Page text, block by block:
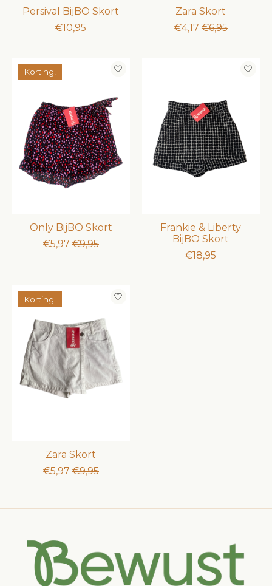
Persival BijBO Skort
€10,95
Zara Skort
€4,17 €6,95
Korting!
Only BijBO Skort
€5,97 €9,95
Frankie & Liberty
BijBO Skort
€18,95
Korting!
Zara Skort
€5,97 €9,95